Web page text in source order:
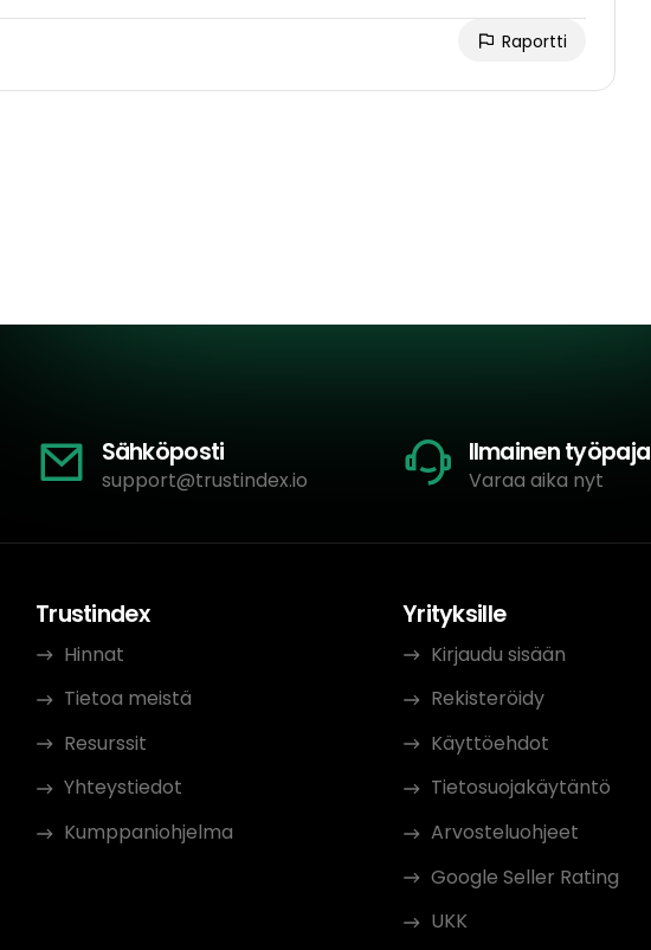
Raportti
Sähköposti
support@trustindex.io
Ilmainen työpaja
Varaa aika nyt
Trustindex
Hinnat
Tietoa meistä
Resurssit
Yhteystiedot
Kumppaniohjelma
Yrityksille
Kirjaudu sisään
Rekisteröidy
Käyttöehdot
Tietosuojakäytäntö
Arvosteluohjeet
Google Seller Rating
UKK